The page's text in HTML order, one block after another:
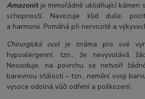
Amazonitje mimořádně uklidňující kámen
schopností. Navozuje klid duše,
a harmonii. Pomáhá při nervozitě a
Chirurgická ocelje známa pro své
hypoalergenní, tzn., že nevyvolává
Neoxiduje, na povrchu se netvoří
barevnou stálostí – tzn., nemění svoji
vysoce odolná vůči odření a poškození.